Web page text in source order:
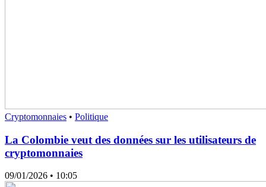
Cryptomonnaies • Politique
La Colombie veut des données sur les utilisateurs de
cryptomonnaies
09/01/2026 • 10:05